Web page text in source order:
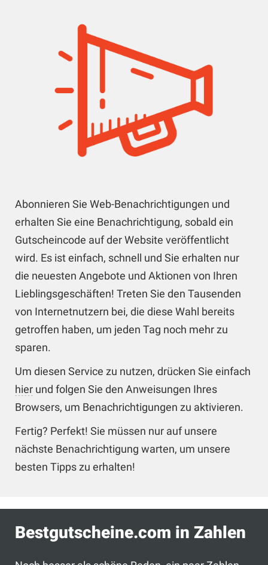
Abonnieren Sie Web-Benachrichtigungen und
erhalten Sie eine Benachrichtigung, sobald ein
Gutscheincode auf der Website veröffentlicht
wird. Es ist einfach, schnell und Sie erhalten nur
die neuesten Angebote und Aktionen von Ihren
Lieblingsgeschäften! Treten Sie den Tausenden
von Internetnutzern bei, die diese Wahl bereits
getroffen haben, um jeden Tag noch mehr zu
sparen.
Um diesen Service zu nutzen, drücken Sie einfach
hier und folgen Sie den Anweisungen Ihres
Browsers, um Benachrichtigungen zu aktivieren.
Fertig? Perfekt! Sie müssen nur auf unsere
nächste Benachrichtigung warten, um unsere
besten Tipps zu erhalten!
Bestgutscheine.com in Zahlen